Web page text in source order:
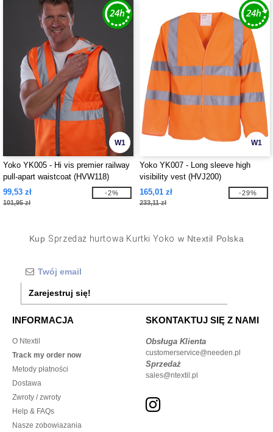
W1
Yoko YK005 - Hi vis premier railway
pull-apart waistcoat (HVW118)
99,53 zł
101,95 zł
-2%
W1
Yoko YK007 - Long sleeve high
visibility vest (HVJ200)
165,01 zł
233,11 zł
-29%
Kup Sprzedaż hurtowa Kurtki Yoko w Ntextil Polska
Zarejestruj się!
INFORMACJA
O Ntextil
Track my order now
Metody płatności
Dostawa
Zwroty / zwroty
Help & FAQs
Nasze zobowiazania
SKONTAKTUJ SIĘ Z NAMI
Obsługa Klienta
customerservice@needen.pl
Sprzedaż
sales@ntextil.pl